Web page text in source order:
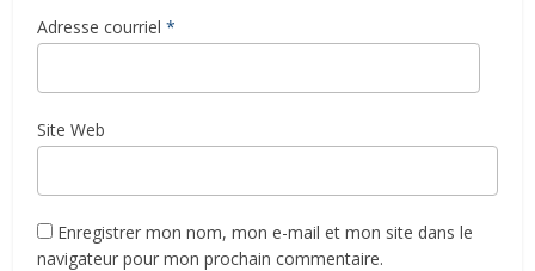
Adresse courriel *
Site Web
Enregistrer mon nom, mon e-mail et mon site dans le
navigateur pour mon prochain commentaire.